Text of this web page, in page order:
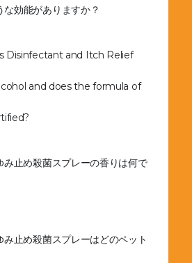
な効能がありますか？
Disinfectant and Itch Relief
and does the formula of
み止め殺菌スプレーの香りは何で
み止め殺菌スプレーはどのペット